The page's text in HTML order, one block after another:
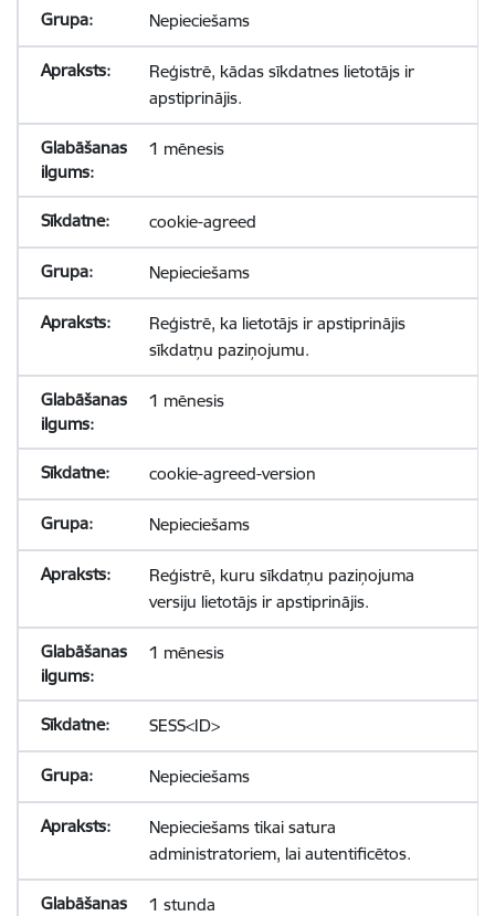
Nepieciešams
Reģistrē, kādas sīkdatnes lietotājs ir
apstiprinājis.
1 mēnesis
cookie-agreed
Nepieciešams
Reģistrē, ka lietotājs ir apstiprinājis
sīkdatņu paziņojumu.
1 mēnesis
cookie-agreed-version
Nepieciešams
Reģistrē, kuru sīkdatņu paziņojuma
versiju lietotājs ir apstiprinājis.
1 mēnesis
SESS<ID>
Nepieciešams
Nepieciešams tikai satura
administratoriem, lai autentificētos.
1 stunda